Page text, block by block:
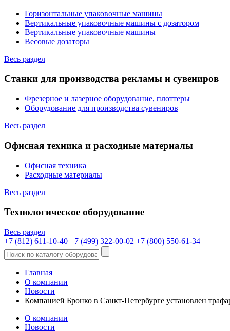
Горизонтальные упаковочные машины
Вертикальные упаковочные машины с дозатором
Вертикальные упаковочные машины
Весовые дозаторы
Весь раздел
Станки для производства рекламы и сувениров
Фрезерное и лазерное оборудование, плоттеры
Оборудование для производства сувениров
Весь раздел
Офисная техника и расходные материалы
Офисная техника
Расходные материалы
Весь раздел
Технологическое оборудование
Весь раздел
+7 (812) 611-10-40 +7 (499) 322-00-02 +7 (800) 550-61-34
Главная
О компании
Новости
Компанией Бронко в Санкт-Петербурге установлен
О компании
Новости